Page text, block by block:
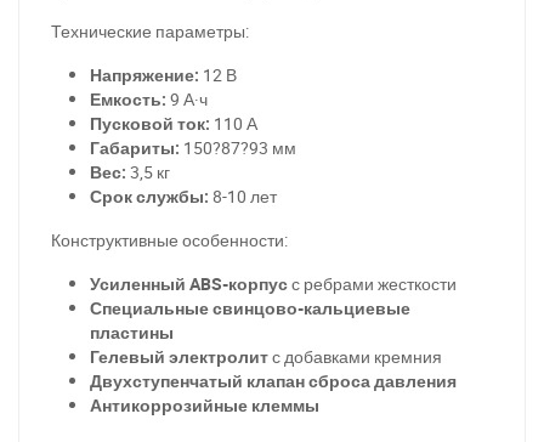
Технические параметры:
Напряжение: 12 В
Емкость: 9 А·ч
Пусковой ток: 110 А
Габариты: 150?87?93 мм
Вес: 3,5 кг
Срок службы: 8-10 лет
Конструктивные особенности:
Усиленный ABS-корпусс ребрами жесткости
Специальные свинцово-кальциевые
пластины
Гелевый электролитс добавками кремния
Двухступенчатый клапан сброса давления
Антикоррозийные клеммы